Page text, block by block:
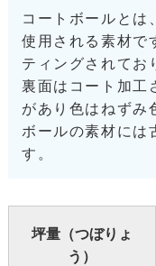
コートボールとは
使用される素材で
ティングされてお
裏面はコート加工
があり色はねずみ
ボールの素材には
す。
坪量（つぼりょ
う）